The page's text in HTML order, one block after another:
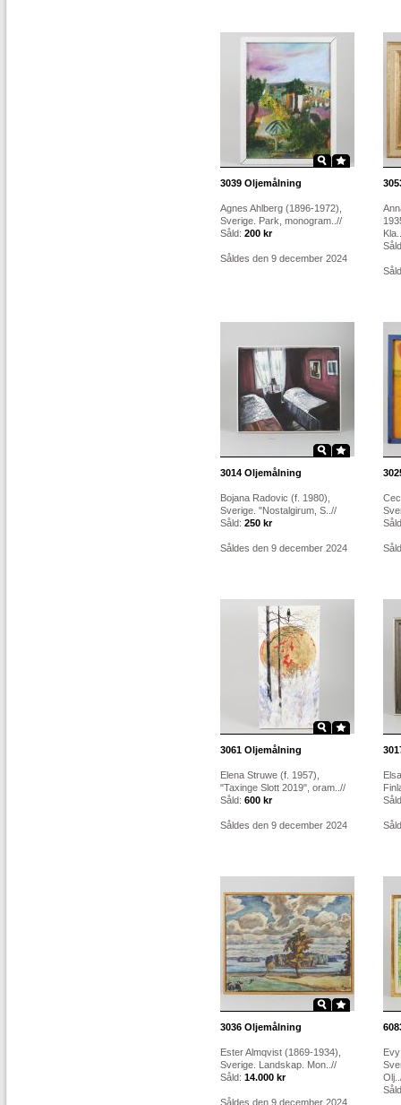
3039 Oljemålning
Agnes Ahlberg (1896-1972),
Sverige. Park, monogram..//
Såld: 200 kr
Såldes den 9 december 2024
3014 Oljemålning
Bojana Radovic (f. 1980),
Sverige. "Nostalgirum, S..//
Såld: 250 kr
Såldes den 9 december 2024
3061 Oljemålning
Elena Struwe (f. 1957),
"Taxinge Slott 2019", oram..//
Såld: 600 kr
Såldes den 9 december 2024
3036 Oljemålning
Ester Almqvist (1869-1934),
Sverige. Landskap. Mon..//
Såld: 14.000 kr
Såldes den 9 december 2024